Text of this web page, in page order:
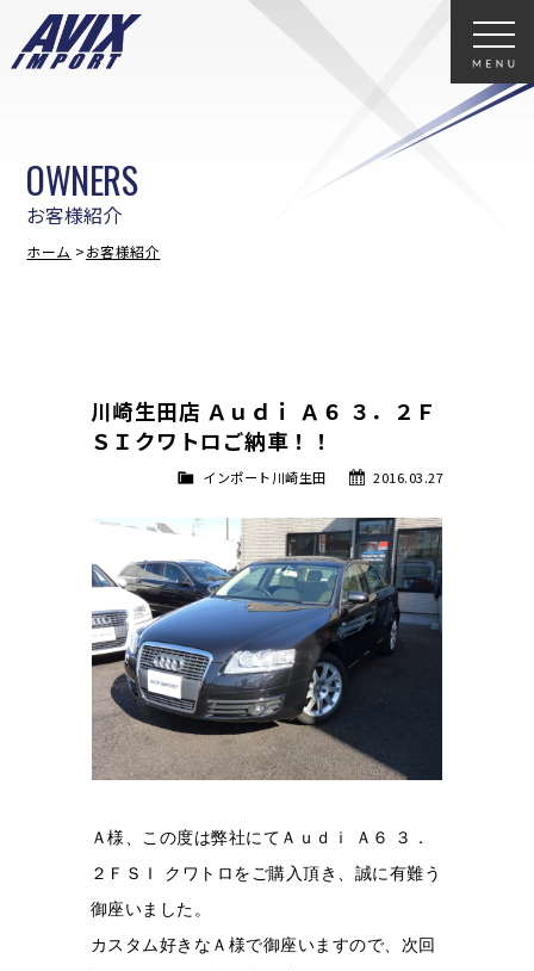
お客様紹介
OWNERS
ホーム お客様紹介
川崎生田店 Ａｕｄｉ Ａ６ ３．２Ｆ
ＳＩクワトロご納車！！
2016.03.27
インポート川崎生田
Ａ様、この度は弊社にてＡｕｄｉ Ａ６ ３．
２ＦＳＩ クワトロをご購入頂き、誠に有難う
御座いました。
カスタム好きなＡ様で御座いますので、次回